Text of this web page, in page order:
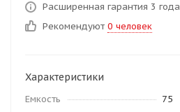
Расширенная гарантия 3 года
Рекомендуют 0 человек
Характеристики
Емкость
75